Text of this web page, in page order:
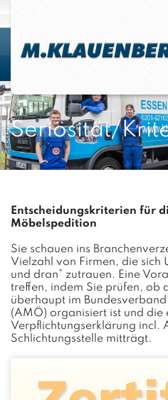
Seriösität/
Entscheidungskriterien für
Möbelspedition
Sie schauen ins
Vielzahl von Firmen, die sich
und dran” zutrauen. Eine
treffen, indem Sie prüfen, ob
überhaupt im
(AMÖ) organisiert ist und die
Verpflichtungserklärung incl.
Schlichtungsstelle mitträgt.
Bottrop
Kirchhellen
Ein-/Auslagerung
Versicherung /
Aktenzugriffe
Aktenvernichtung
Übersicht
Kombinierter Umzug
Hilfsmittel